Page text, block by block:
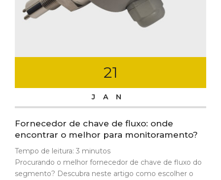
21
JAN
Fornecedor de chave de fluxo: onde
encontrar o melhor para monitoramento?
Tempo de leitura: 3 minutos
Procurando o melhor fornecedor de chave de fluxo do
segmento? Descubra neste artigo como escolher o